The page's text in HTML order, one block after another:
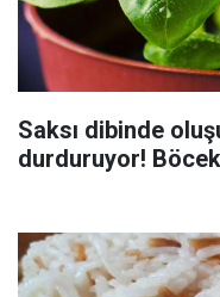
Saksı dibinde
durduruyor!